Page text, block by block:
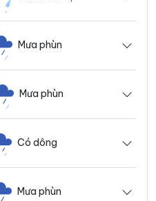
Mưa phùn
Mưa phùn
Có dông
Mưa phùn